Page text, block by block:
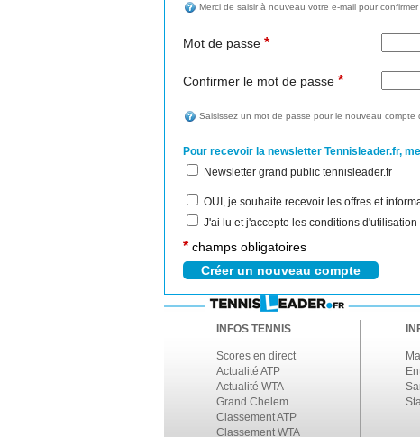
Merci de saisir à nouveau votre e-mail pour confirmer
Mot de passe *
Confirmer le mot de passe *
Saisissez un mot de passe pour le nouveau compte
Pour recevoir la newsletter Tennisleader.fr,
Newsletter grand public tennisleader.fr
OUI, je souhaite recevoir les offres et
J'ai lu et j'accepte les conditions
* champs obligatoires
INFOS TENNIS
Scores en direct
Actualité ATP
Actualité WTA
Grand Chelem
Classement ATP
Classement WTA